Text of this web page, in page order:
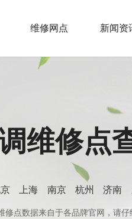
维修网点 新闻资
维修点
上海 南京 杭州 济南
修点数据来自于各品牌官网，请